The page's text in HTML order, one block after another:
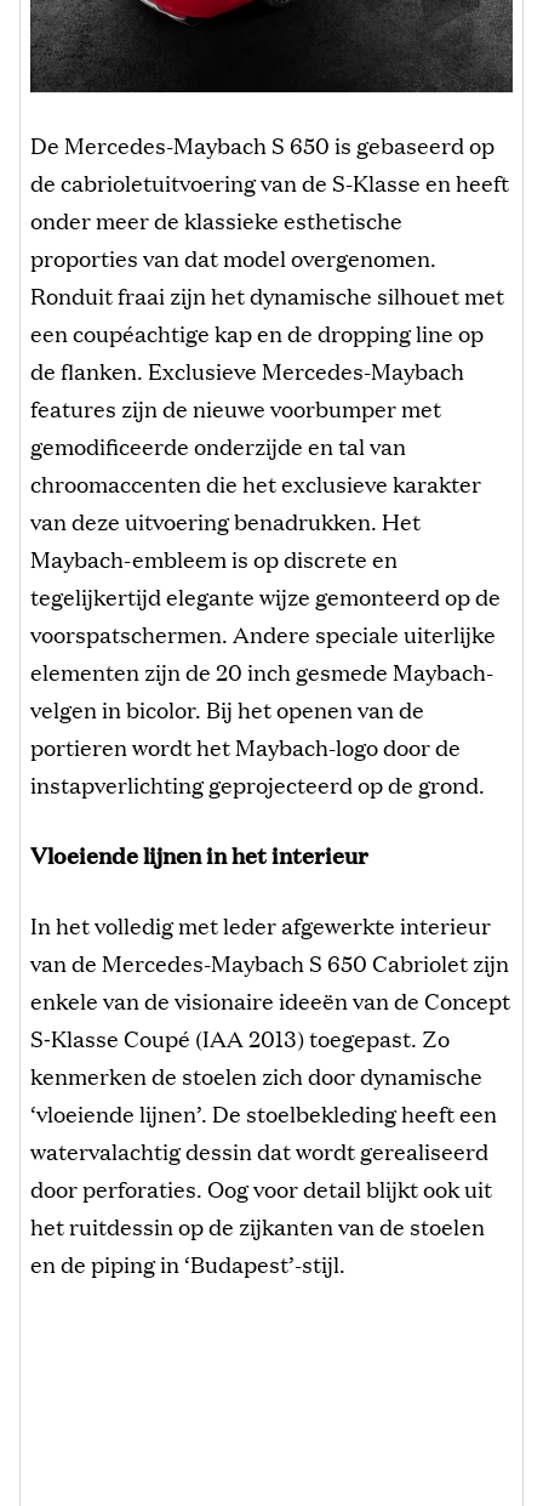
De Mercedes-Maybach S 650 is gebaseerd op
de cabrioletuitvoering van de S-Klasse en heeft
onder meer de klassieke esthetische
proporties van dat model overgenomen.
Ronduit fraai zijn het dynamische silhouet met
een coupéachtige kap en de dropping line op
de flanken. Exclusieve Mercedes-Maybach
features zijn de nieuwe voorbumper met
gemodificeerde onderzijde en tal van
chroomaccenten die het exclusieve karakter
van deze uitvoering benadrukken. Het
Maybach-embleem is op discrete en
tegelijkertijd elegante wijze gemonteerd op de
voorspatschermen. Andere speciale uiterlijke
elementen zijn de 20 inch gesmede Maybach-
velgen in bicolor. Bij het openen van de
portieren wordt het Maybach-logo door de
instapverlichting geprojecteerd op de grond.
Vloeiende lijnen in het interieur
In het volledig met leder afgewerkte interieur
van de Mercedes-Maybach S 650 Cabriolet zijn
enkele van de visionaire ideeën van de Concept
S‑Klasse Coupé (IAA 2013) toegepast. Zo
kenmerken de stoelen zich door dynamische
‘vloeiende lijnen’. De stoelbekleding heeft een
watervalachtig dessin dat wordt gerealiseerd
door perforaties. Oog voor detail blijkt ook uit
het ruitdessin op de zijkanten van de stoelen
en de piping in ‘Budapest’-stijl.